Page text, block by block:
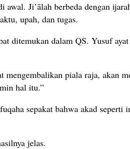
awal. Ji’ālah berbeda dengan
upah, dan tugas.
ditemukan dalam QS. Yusuf
mengembalikan piala raja, akan
hal itu.”
sepakat bahwa akad seperti
jelas.